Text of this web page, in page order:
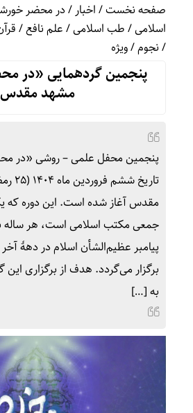
صفحه نخست/اخبار/در محضر
اسلامی/طب اسلامی/علم نافع/
/نجوم/ویژه
پنجمین گردهمایی «در
مشهد مقدس
پنجمین محفل علمی – روشی «در
مقدس آغاز شده است. این دوره که
جمعی مکتب اسلامی است، هر ساله
پیامبر عظیم‌الشأن اسلام در دهۀ
برگزار می‌گردد. هدف از برگزاری این
به […]